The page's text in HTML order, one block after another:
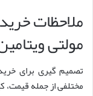
ملاحظات
مولتی
تصمیم گیری برای
مختلفی از جمله